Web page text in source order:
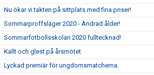
Nu ökar vi takten på sittplats med fina priser!
Sommarproffsläger 2020 - Ändrad ålder!
Sommarfotbollsskolan 2020 fulltecknad!
Kallt och glest på årsmötet
Lyckad premiär för ungdomsmatcherna.